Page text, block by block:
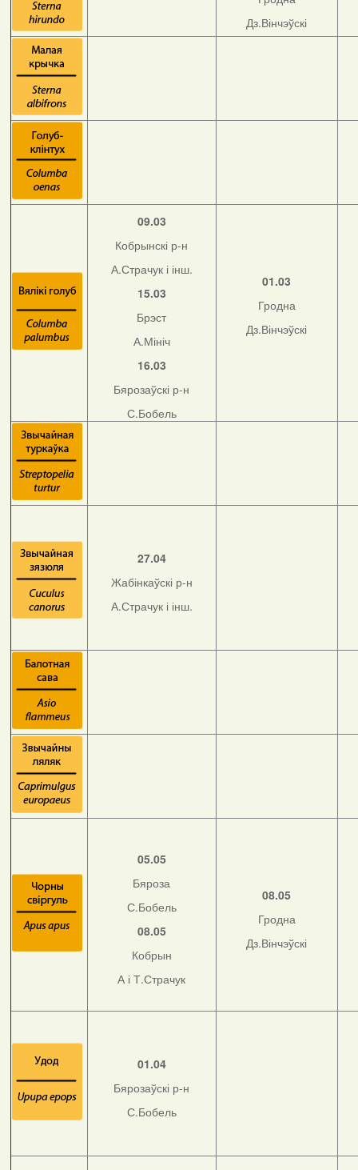
Дз.Вінчэўскі
09.03
Кобрынскі р-н
А.Страчук і інш.
15.03
Брэст
А.Мініч
16.03
Бярозаўскі р-н
С.Бобель
01.03
Гродна
Дз.Вінчэўскі
27.04
Жабінкаўскі р-н
А.Страчук і інш.
05.05
Бяроза
С.Бобель
08.05
Кобрын
А і Т.Страчук
08.05
Гродна
Дз.Вінчэўскі
01.04
Бярозаўскі р-н
С.Бобель